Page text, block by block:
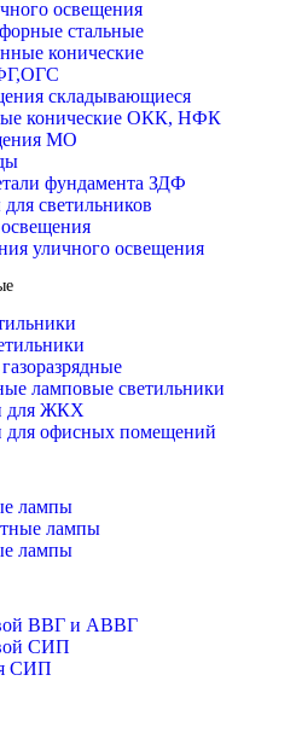
освещения
стальные
конические
складывающиеся
конические ОКК, НФК
МО
фундамента ЗДФ
светильников
уличного освещения
ламповые светильники
для ЖКХ
для офисных помещений
лампы
лампы
лампы
ВВГ и АВВГ
СИП
СИП